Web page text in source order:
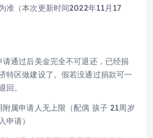
准（本次更新时间2022年11月17
请通过后美金完全不可退还，已经捐
特区做建设了。假若没通过捐款可一
回。
附属申请人无上限（配偶 孩子 21周岁
申请）